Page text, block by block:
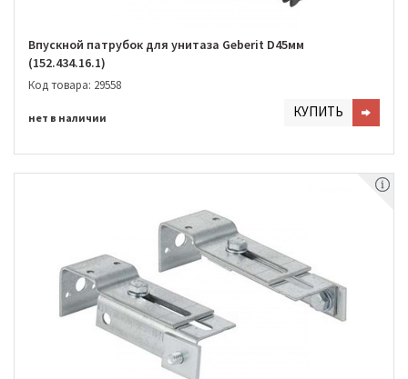
Впускной патрубок для унитаза Geberit D45мм
(152.434.16.1)
Код товара: 29558
нет в наличии КУПИТЬ